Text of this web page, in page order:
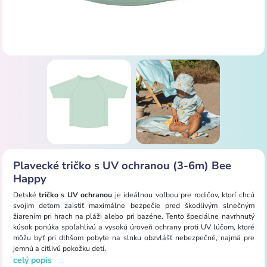
Plavecké tričko s UV ochranou (3-6m) Bee
Happy
Detské tričko s UV ochranou je ideálnou voľbou pre rodičov, ktorí chcú
svojim deťom zaistiť maximálne bezpečie pred škodlivým slnečným
žiarením pri hrach na pláži alebo pri bazéne. Tento špeciálne navrhnutý
kúsok ponúka spoľahlivú a vysokú úroveň ochrany proti UV lúčom, ktoré
môžu byť pri dlhšom pobyte na slnku obzvlášť nebezpečné, najmä pre
jemnú a citlivú pokožku detí.
celý popis